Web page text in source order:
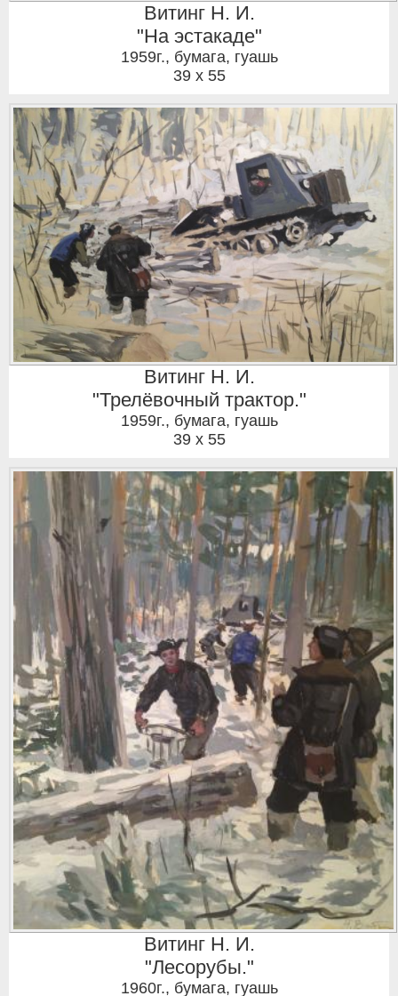
Витинг Н. И.
"На эстакаде"
1959г., бумага, гуашь
39 x 55
Витинг Н. И.
"Трелёвочный трактор."
1959г., бумага, гуашь
39 x 55
Витинг Н. И.
"Лесорубы."
1960г., бумага, гуашь